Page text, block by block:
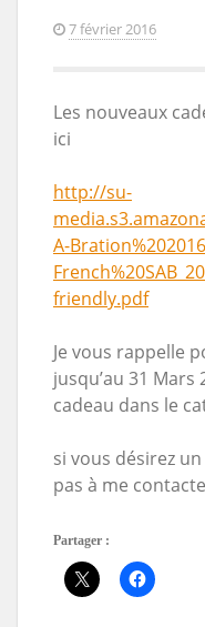
7 février 2016
Les nouveaux
ici
http://su-
A-
friendly.pdf
Je vous rappelle
jusqu’au 31
cadeau dans le
si vous désirez
pas à me
Partager :